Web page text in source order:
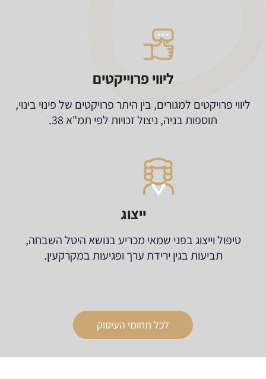
ליווי פרוייקטים
ליווי פרויקטים למגורים, בין היתר פרויקטים של פינוי בינוי,
תוספות בניה, ניצול זכויות לפי תמ"א 38.
ייצוג
טיפול וייצוג בפני שמאי מכריע בנושא היטל השבחה,
תביעות בגין ירידת ערך ופגיעות במקרקעין.
לכל תחומי העיסוק